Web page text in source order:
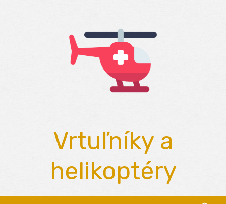
Vrtuľníky a
helikoptéry